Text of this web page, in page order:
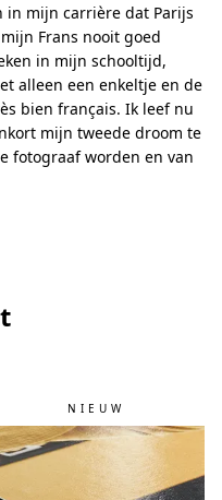
in mijn carrière dat Parijs
Frans nooit goed
in mijn schooltijd,
alleen een enkeltje en de
bien français. Ik leef nu
mijn tweede droom te
fotograaf worden en van
NIEUW